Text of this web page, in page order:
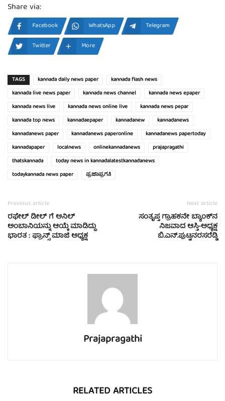
Share via:
Facebook WhatsApp
Telegram
Twitter
More
TAGS kannada daily news paper
kannada flash news
kannada live news paper
kannada news channel
kannada news epaper
kannada news live
kannada news online live
kannada news pepar
kannada top news
kannadaepaper kannadanew
kannadanews
kannadanews paper
kannadanews paperonline
kannadanews papertoday
kannadapaper
localnews onlinekannadanews
prajapragathi
thatskannada
today news in kannadalatestkannadanews
todaykannada news paper
ಪ್ರಜಾಪ್ರಗತಿ
Previous article
ರಫೇಲ್ ಡೀಲ್ ಗೆ ಅನಿಲ್
ಅಂಬಾನಿಯನ್ನು ಆಯ್ಕೆ ಮಾಡಿದ್ದು
ಭಾರತ : ಫ್ರಾನ್ಸ್ ಮಾಜಿ ಅಧ್ಯಕ್ಷ
Next article
ಸಂತೃಪ್ತ ಗ್ರಾಹಕನೇ ಬ್ಯಾಂಕ್‍ನ
ನಿಜವಾದ ಆಸ್ತಿ-ಅಧ್ಯಕ್ಷ
ಬಿ.ಎನ್.ಪುಟ್ಟನರಸರೆಡ್ಡಿ
Prajapragathi
RELATED ARTICLES